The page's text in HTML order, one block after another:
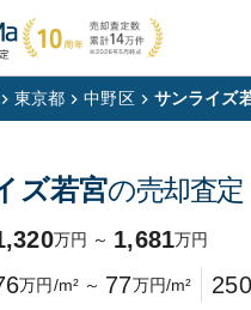
東京都 中野区 サンライズ
ズ若宮の売却査
万円 ～ 1,681万円
万円/m² ～ 77万円/m² 250